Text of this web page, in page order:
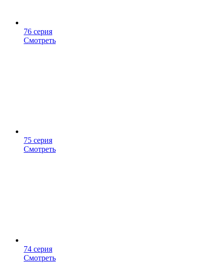
76 серия
Смотреть
75 серия
Смотреть
74 серия
Смотреть